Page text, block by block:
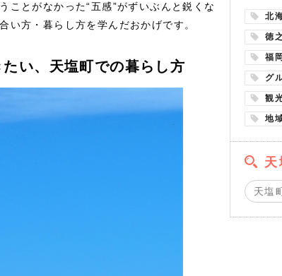
ことがなかった“五感”がずいぶんと鋭くな
い方・暮らし方を学んだおかげです。
い、天塩町での暮らし方
北
徳
福
グ
観
地
天